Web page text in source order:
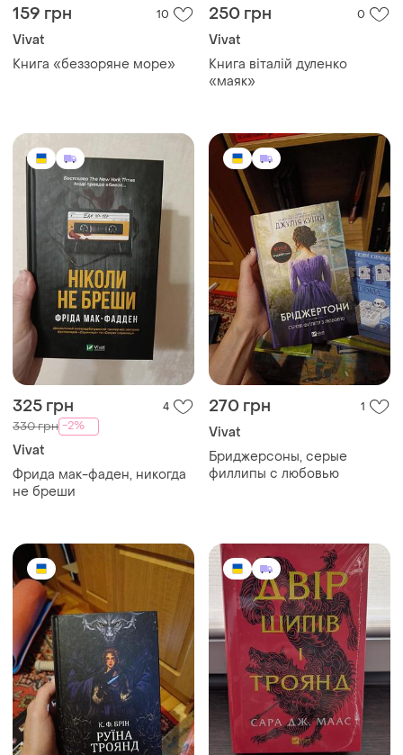
159 грн 10
Vivat
Книга «беззоряне море»
250 грн 0
Vivat
Книга віталій дуленко
«маяк»
325 грн 4
330 грн -2%
Vivat
Фрида мак-фаден, никогда
не бреши
270 грн 1
Vivat
Бриджерсоны, серые
филлипы с любовью